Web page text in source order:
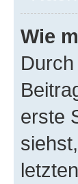
Wie
erste